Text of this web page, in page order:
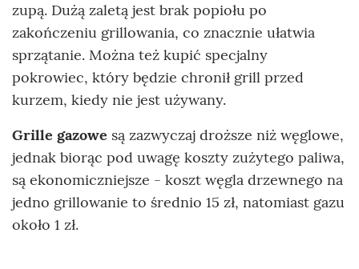
zupą. Dużą zaletą jest brak popiołu po
zakończeniu grillowania, co znacznie ułatwia
sprzątanie. Można też kupić specjalny
pokrowiec, który będzie chronił grill przed
kurzem, kiedy nie jest używany.
Grille gazowe są zazwyczaj droższe niż węglowe,
jednak biorąc pod uwagę koszty zużytego paliwa,
są ekonomiczniejsze - koszt węgla drzewnego na
jedno grillowanie to średnio 15 zł, natomiast gazu
około 1 zł.